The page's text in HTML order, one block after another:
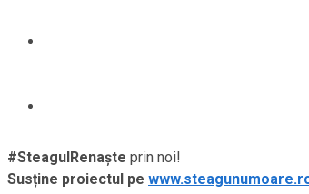
#SteagulRenaște prin noi!
Susține proiectul pe